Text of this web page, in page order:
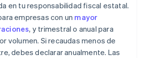
en tu responsabilidad fiscal estatal.
empresas con un mayor
, y trimestral o anual para
volumen. Si recaudas menos de
debes declarar anualmente. Las